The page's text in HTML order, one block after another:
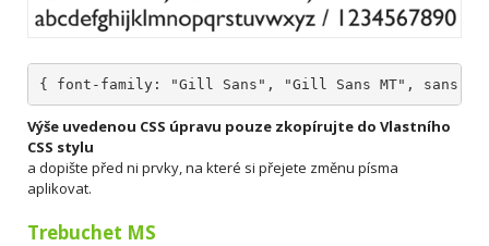
{ font-family: "Gill Sans", "Gill Sans MT", sans-
Výše uvedenou CSS úpravu pouze zkopírujte do Vlastního
CSS stylu
a dopište před ni prvky, na které si přejete změnu písma
aplikovat.
Trebuchet MS